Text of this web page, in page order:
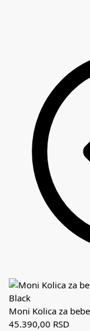
Moni Kolica za
45.390,00 RSD